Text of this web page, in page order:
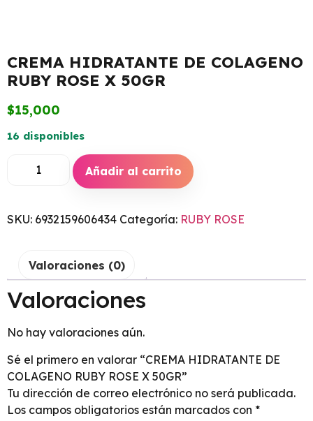
CREMA HIDRATANTE DE COLAGENO
RUBY ROSE X 50GR
$15,000
16 disponibles
Añadir al carrito
SKU: 6932159606434 Categoría: RUBY ROSE
Valoraciones (0)
Valoraciones
No hay valoraciones aún.
Sé el primero en valorar “CREMA HIDRATANTE DE
COLAGENO RUBY ROSE X 50GR”
Tu dirección de correo electrónico no será publicada.
Los campos obligatorios están marcados con *